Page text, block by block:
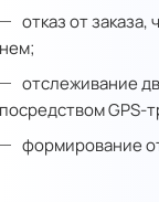
отказ от
нем;
отслеживание
посредством GPS-
формирование